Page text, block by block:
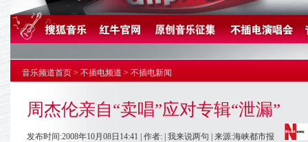
音乐频道首页 > 不插电频道 > 不插电新闻
周杰伦亲自“卖唱”应对专辑“泄漏”
发布时间:2008年10月08日14:41 | 作者: | 我来说两句 | 来源:海峡都市报